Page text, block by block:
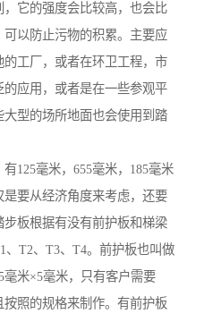
它的强度会比较高，也会比
以防止污物的积累。主要应
工厂，或者在环卫工程，市
应用，或者是在一些参观平
型的场所地面也会使用到踏
125毫米，655毫米，185毫米
要从经济角度来考虑，还要
板根据有没有前护板和梯梁
、T2、T3、T4。前护板也叫做
米×5毫米，只有客户需要
按照的规格来制作。有前护板